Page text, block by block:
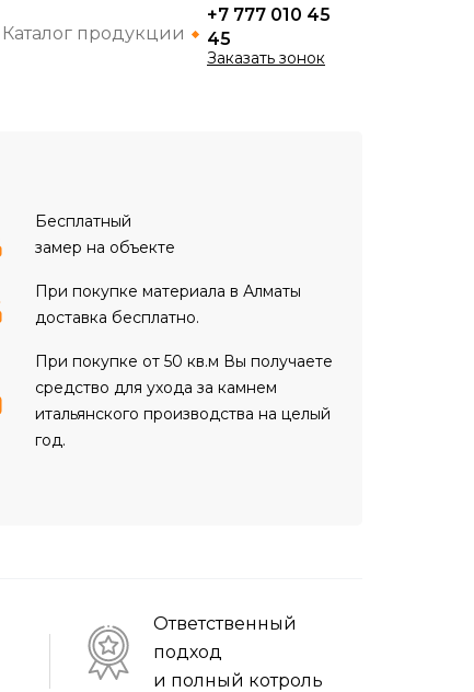
Каталог продукции
+7 777 010 45
45
Заказать зонок
Бесплатный
замер на объекте
При покупке материала в Алматы
доставка бесплатно.
При покупке от 50 кв.м Вы получаете
средство для ухода за камнем
итальянского производства на целый
год.
Ответственный
подход
и полный котроль